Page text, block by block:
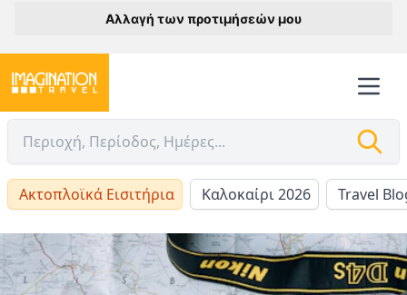
Αλλαγή των προτιμήσεών μου
Ακτοπλοϊκά Εισιτήρια Καλοκαίρι 2026 Travel